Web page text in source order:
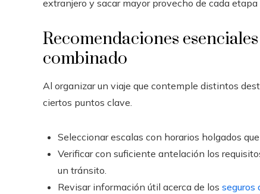
extranjero y sacar mayor provecho de cada etapa
Recomendaciones
combinado
Al organizar un viaje que contemple distintos
ciertos puntos clave.
Seleccionar escalas con horarios holgados
Verificar con suficiente antelación los
un tránsito.
Revisar información útil acerca de los seguros